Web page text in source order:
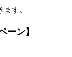
す。
ーン】